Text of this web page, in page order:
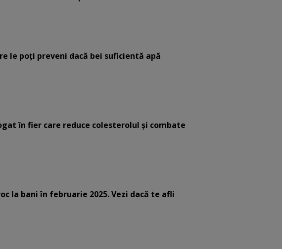
le poți preveni dacă bei suficientă apă
în fier care reduce colesterolul și combate
la bani în februarie 2025. Vezi dacă te afli